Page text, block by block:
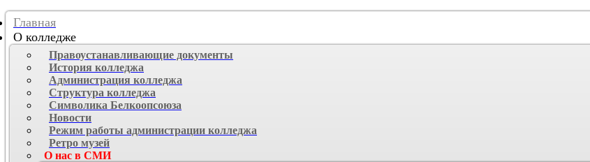
Главная
О колледже
Правоустанавливающие документы
История колледжа
Администрация колледжа
Структура колледжа
Символика Белкоопсоюза
Новости
Режим работы администрации колледжа
Ретро музей
О нас в СМИ